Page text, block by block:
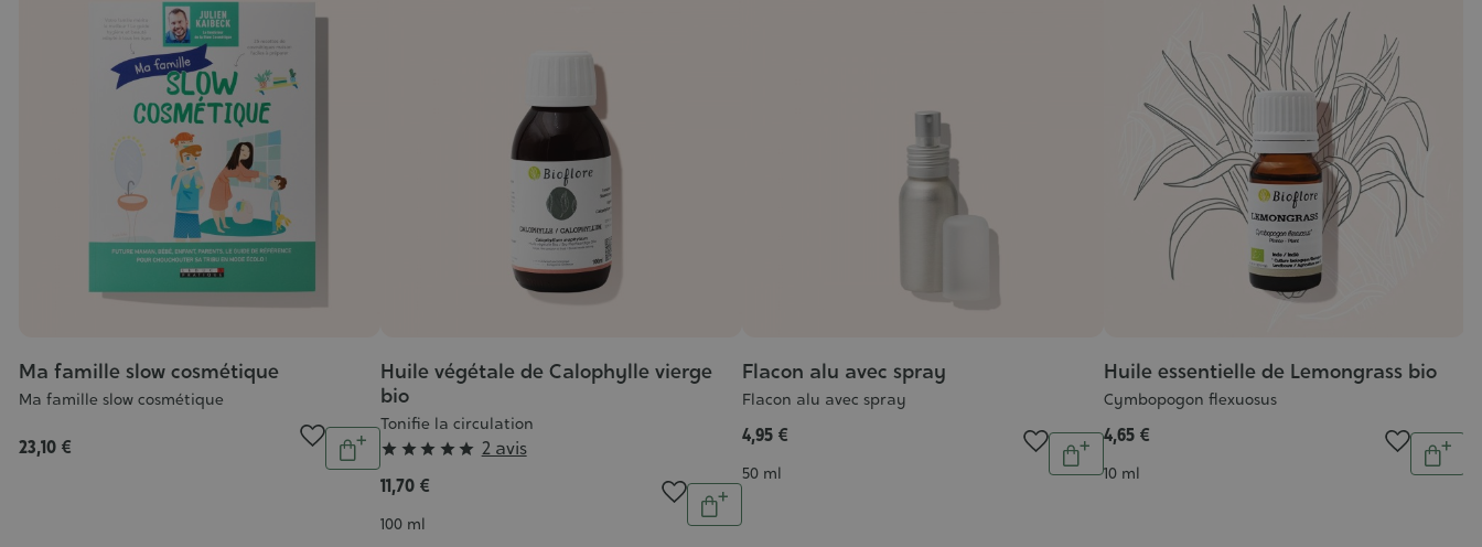
Ma famille slow cosmétique
Ma famille slow cosmétique
23,10 € Quantité
Ajouter
Huile végétale de Calophylle vierge
bio
Tonifie la circulation
Grade
:
5/5
     2 avis
11,70 €
Contenance
100 ml
Quantité
Ajouter
Flacon alu avec spray
Flacon alu avec spray
4,95 €
Contenance
50 ml
Quantité
Ajouter
Huile essentielle de Lemongrass bio
Cymbopogon flexuosus
4,65 €
Contenance
10 ml